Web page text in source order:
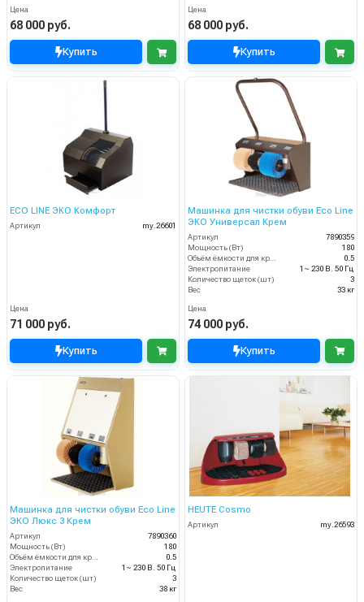
Цена
68 000 руб.
Купить
Цена
68 000 руб.
Купить
ECO LINE ЭКО Комфорт
Артикул my.26601
Цена
71 000 руб.
Купить
Машинка для чистки обуви Eco Line
ЭКО Универсал Крем
Артикул
7890359
Мощность (Вт)
180
0.5
Электропитание
1~ 230 В. 50 Гц
Количество щеток (шт)
3
Вес
33 кг
Цена
74 000 руб.
Купить
Машинка для чистки обуви Eco Line
ЭКО Люкс 3 Крем
Артикул
7890360
Мощность (Вт)
180
0.5
Электропитание
1~ 230 В. 50 Гц
Количество щеток (шт)
3
Вес
38 кг
HEUTE Cosmo
Артикул my.26593